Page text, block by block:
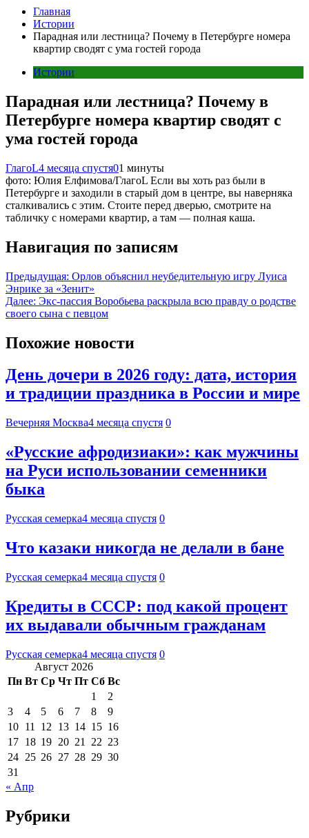
Главная
Истории
Парадная или лестница? Почему в Петербурге номера
квартир сводят с ума гостей города
Истории
Парадная или лестница? Почему в
Петербурге номера квартир сводят с
ума гостей города
ГлагоL4 месяца спустя01 минуты
фото: Юлия Елфимова/ГлагоL Если вы хоть раз были в
Петербурге и заходили в старый дом в центре, вы наверняка
сталкивались с этим. Стоите перед дверью, смотрите на
табличку с номерами квартир, а там — полная каша.
Навигация по записям
Предыдущая: Орлов объяснил неубедительную игру Луиса
Энрике за «Зенит»
Далее: Экс-пассия Воробьева раскрыла всю правду о родстве
своего сына с певцом
Похожие новости
День дочери в 2026 году: дата, история
и традиции праздника в России и мире
Вечерняя Москва4 месяца спустя 0
«Русские афродизиаки»: как мужчины
на Руси использовании семенники
быка
Русская семерка4 месяца спустя 0
Что казаки никогда не делали в бане
Русская семерка4 месяца спустя 0
Кредиты в СССР: под какой процент
их выдавали обычным гражданам
Русская семерка4 месяца спустя 0
Август 2026
Пн Вт Ср Чт Пт Сб Вс
1
2
3
4 5 6 7 8
9
10 11 12 13 14 15 16
17 18 19 20 21 22 23
24 25 26 27 28 29 30
31
« Апр
Рубрики